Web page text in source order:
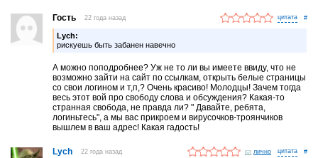
Гость 22 года назад #
Lych:
рискуешь быть забанен навечно
А можно поподробнее? Уж не то ли вы имеете ввиду, что не
возможно зайти на сайт по ссылкам, открыть белые страницы
со свои логином и т,п,? Очень красиво! Молодцы! Зачем тогда
весь этот вой про свободу слова и обсуждения? Какая-то
странная свобода, не правда ли? " Давайте, ребята,
логиньтесь", а мы вас прикроем и вирусочков-троянчиков
вышлем в ваш адрес! Какая гадость!
Lych 22 года назад лично #